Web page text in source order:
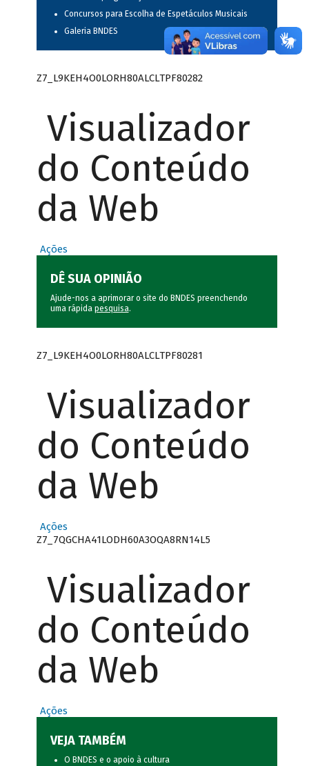
Concursos para Escolha de Espetáculos Musicais
Galeria BNDES
Z7_L9KEH4O0LORH80ALCLTPF80282
Visualizador
do Conteúdo
da Web
Ações
DÊ SUA OPINIÃO
Ajude-nos a aprimorar o site do BNDES preenchendo
uma rápida pesquisa.
Z7_L9KEH4O0LORH80ALCLTPF80281
Visualizador
do Conteúdo
da Web
Ações
Z7_7QGCHA41LODH60A3OQA8RN14L5
Visualizador
do Conteúdo
da Web
Ações
VEJA TAMBÉM
O BNDES e o apoio à cultura